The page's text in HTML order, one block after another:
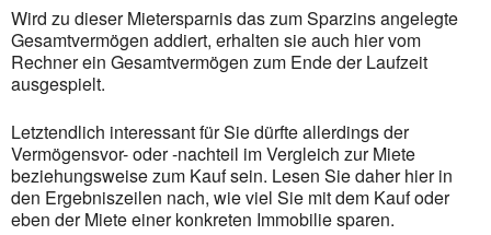
Wird zu dieser Mietersparnis das zum Sparzins angelegte
Gesamtvermögen addiert, erhalten sie auch hier vom
Rechner ein Gesamtvermögen zum Ende der Laufzeit
ausgespielt.
Letztendlich interessant für Sie dürfte allerdings der
Vermögensvor- oder -nachteil im Vergleich zur Miete
beziehungsweise zum Kauf sein. Lesen Sie daher hier in
den Ergebniszeilen nach, wie viel Sie mit dem Kauf oder
eben der Miete einer konkreten Immobilie sparen.